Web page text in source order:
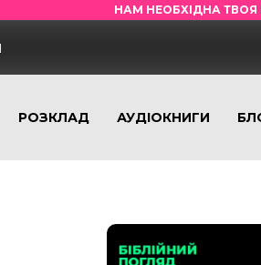
НАМ НЕОБХІДНА
РОЗКЛАД АУДІОКНИГИ